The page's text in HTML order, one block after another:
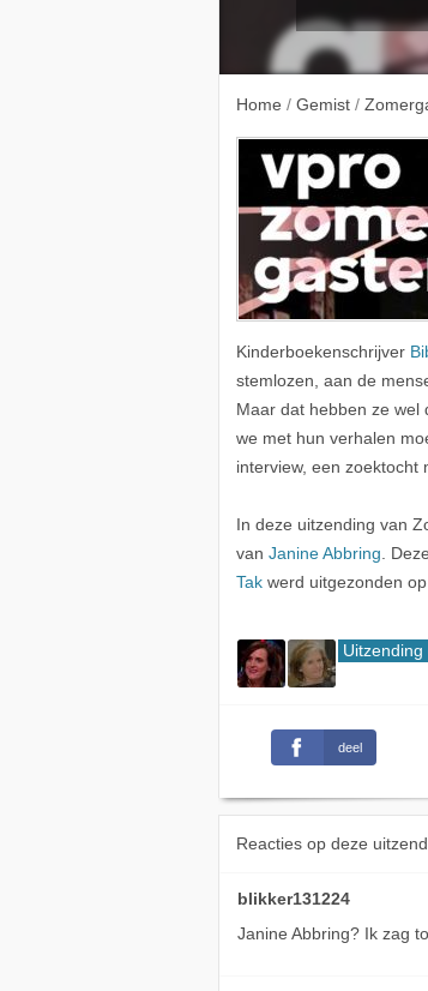
Home / Gemist /
Kinderboekenschrijver
stemlozen, aan de
Maar dat hebben ze wel
we met hun verhalen
interview, een zoektocht
In deze uitzending van
van Janine Abbring .
Tak werd uitgezonden
deel
Reacties op deze
blikker131224
Janine Abbring? Ik zag